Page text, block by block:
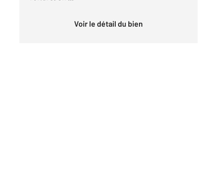
Voir le détail du bien